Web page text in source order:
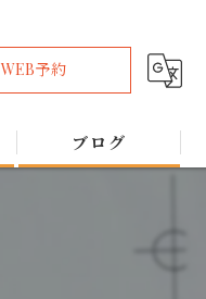
WEB予約
ブログ